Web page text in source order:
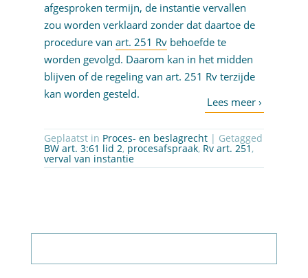
afgesproken termijn, de instantie vervallen
zou worden verklaard zonder dat daartoe de
procedure van art. 251 Rvbehoefde te
worden gevolgd. Daarom kan in het midden
blijven of de regeling van art. 251 Rv terzijde
kan worden gesteld.
Geplaatst in Proces- en beslagrecht | Getagged
BW art. 3:61 lid 2, procesafspraak, Rv art. 251 ,
verval van instantie